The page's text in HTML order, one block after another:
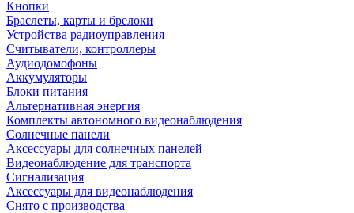
Кнопки
Браслеты, карты и брелоки
Устройства радиоуправления
Считыватели, контроллеры
Аудиодомофоны
Аккумуляторы
Блоки питания
Альтернативная энергия
Комплекты автономного видеонаблюдения
Солнечные панели
Аксессуары для солнечных панелей
Видеонаблюдение для транспорта
Сигнализация
Аксессуары для видеонаблюдения
Снято с производства